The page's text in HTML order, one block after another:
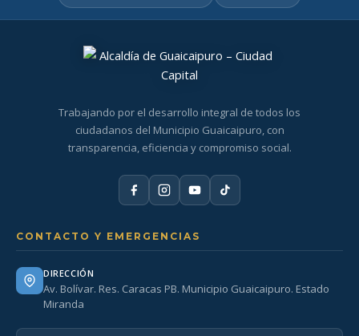
Trabajando por el desarrollo integral de todos los
ciudadanos del Municipio Guaicaipuro, con
transparencia, eficiencia y compromiso social.
CONTACTO Y EMERGENCIAS
DIRECCIÓN
Av. Bolívar. Res. Caracas PB. Municipio Guaicaipuro. Estado
Miranda